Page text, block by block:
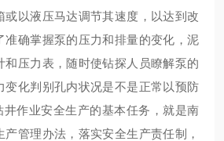
或以液压马达调节其速度，以达到改
准确掌握泵的压力和排量的变化，泥
和压力表，随时使钻探人员瞭解泵的
变化判别孔内状况是不是正常以预防
井作业安全生产的基本任务，就是南
管理办法，落实安全生产责任制，